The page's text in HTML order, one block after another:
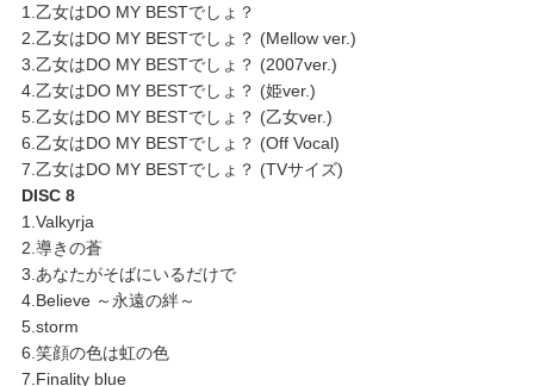
1.乙女はDO MY BESTでしょ？
2.乙女はDO MY BESTでしょ？ (Mellow ver.)
3.乙女はDO MY BESTでしょ？ (2007ver.)
4.乙女はDO MY BESTでしょ？ (姫ver.)
5.乙女はDO MY BESTでしょ？ (乙女ver.)
6.乙女はDO MY BESTでしょ？ (Off Vocal)
7.乙女はDO MY BESTでしょ？ (TVサイズ)
DISC 8
1.Valkyrja
2.導きの蒼
3.あなたがそばにいるだけで
4.Believe ～永遠の絆～
5.storm
6.笑顔の色は虹の色
7.Finality blue